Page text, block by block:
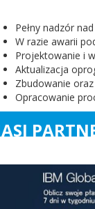
Pełny nadzór
W razie awarii
Projektowanie i
Aktualizacja
Zbudowanie
Opracowanie